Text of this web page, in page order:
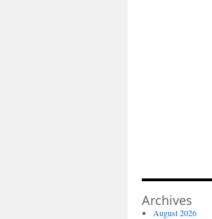
Archives
August 2026